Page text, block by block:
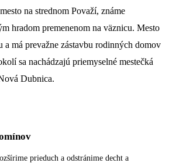
na strednom Považí, známe
hradom premenenom na väznicu. Mesto
má prevažne zástavbu rodinných domov
sa nachádzajú priemyselné mestečká
Dubnica.
prieduch a odstránime decht a